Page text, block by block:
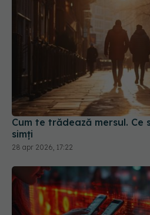
Cum te trădează mersul. Ce
simți
28 apr 2026, 17:22